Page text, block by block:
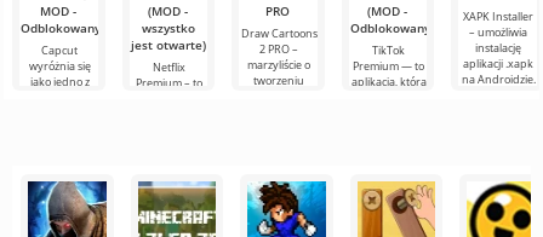
MOD -
Odblokowany)
Capcut
wyróżnia się
jako jedno z
(MOD -
wszystko
jest otwarte)
Netflix
Premium – to
PRO
Draw Cartoons
2 PRO –
marzyliście o
tworzeniu
(MOD -
Odblokowany)
TikTok
Premium — to
aplikacja, która
XAPK Installer
– umożliwia
instalację
aplikacji .xapk
na Androidzie.